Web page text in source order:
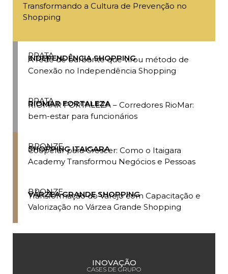
Transformando a Cultura de Prevenção no
Shopping
PRATA
INDEPENDÊNCIA SHOPPING
A rede de barbante que virou método de
Conexão no Independência Shopping
PRATA
RIOMAR FORTALEZA
RIOMAR FORTALEZA – Corredores RioMar:
bem-estar para funcionários
BRONZE
SHOPPING ITAIGARA
Cooperar para Crescer: Como o Itaigara
Academy Transformou Negócios e Pessoas
BRONZE
VÁRZEA GRANDE SHOPPING
Transformação do Varejo com Capacitação e
Valorização no Várzea Grande Shopping
INOVAÇÃO
CASES DE GRUPO